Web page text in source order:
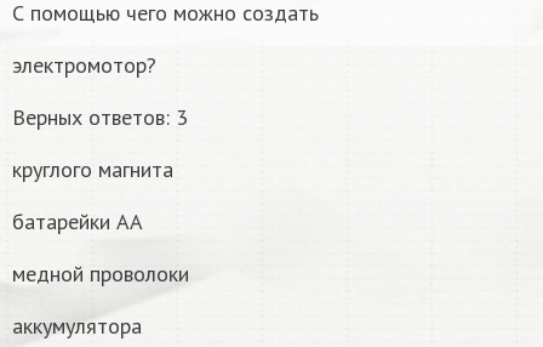
С помощью чего можно создать
электромотор?
Верных ответов: 3
круглого магнита
батарейки AA
медной проволоки
аккумулятора